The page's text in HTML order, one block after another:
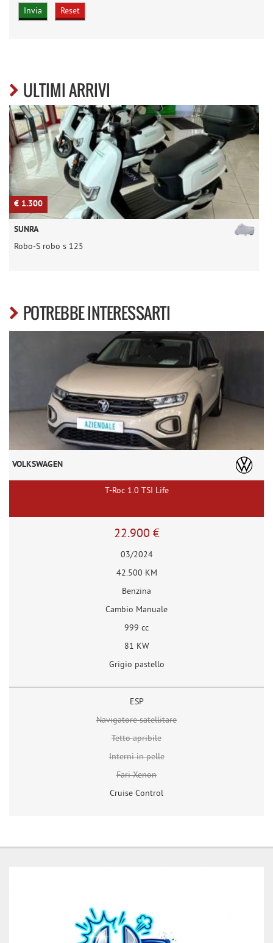
ULTIMI ARRIVI
€ 1.300
SUNRA
Robo-S robo s 125
POTREBBE INTERESSARTI
VOLKSWAGEN
T-Roc 1.0 TSI Life
22.900 €
03/2024
42.500 KM
Benzina
Cambio Manuale
999 cc
81 KW
Grigio pastello
ESP
Navigatore satellitare
Tetto apribile
Interni in pelle
Fari Xenon
Cruise Control